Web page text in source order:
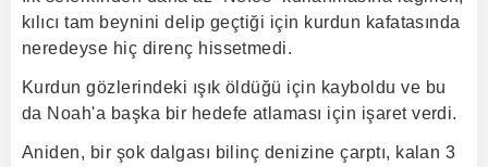
kılıcı tam beynini delip geçtiği için kurdun kafatasında
neredeyse hiç direnç hissetmedi.
Kurdun gözlerindeki ışık öldüğü için kayboldu ve bu
da Noah'a başka bir hedefe atlaması için işaret verdi.
Aniden, bir şok dalgası bilinç denizine çarptı, kalan 3